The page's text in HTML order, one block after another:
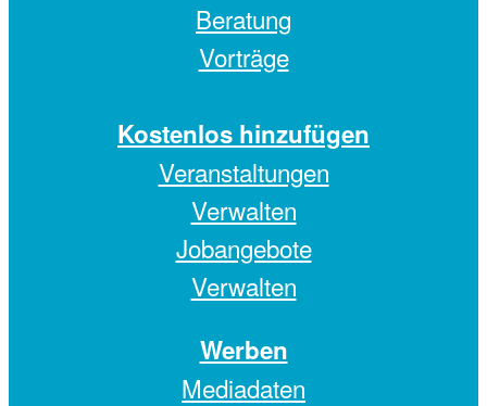
Beratung
Vorträge
Kostenlos hinzufügen
Veranstaltungen
Verwalten
Jobangebote
Verwalten
Werben
Mediadaten